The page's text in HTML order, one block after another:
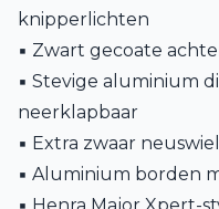
knipperlichten
▪ Zwart gecoate
▪ Stevige aluminium
neerklapbaar
▪ Extra zwaar
▪ Aluminium borden